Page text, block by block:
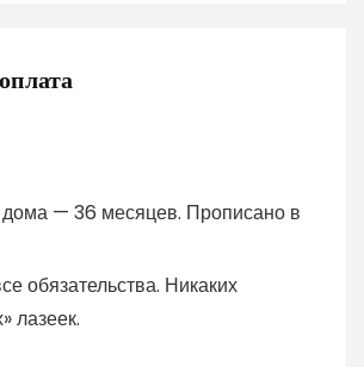
дома — 36 месяцев. Прописано в
обязательства. Никаких
лазеек.